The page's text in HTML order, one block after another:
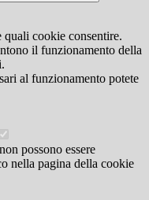
quali cookie consentire.
il funzionamento della
al funzionamento potete
possono essere
nella pagina della cookie